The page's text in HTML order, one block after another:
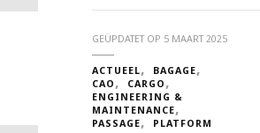
GEÜPDATET OP 5 MAART 2025
ACTUEEL
BAGAGE
CAO
CARGO
ENGINEERING &
MAINTENANCE
PASSAGE
PLATFORM